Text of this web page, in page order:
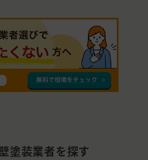
塗装業者を探す